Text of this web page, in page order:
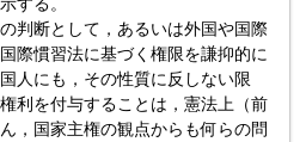
判断として，あるいは外国や国際
際慣習法に基づく権限を謙抑的に
人にも，その性質に反しない限
利を付与することは，憲法上（前
，国家主権の観点からも何らの問